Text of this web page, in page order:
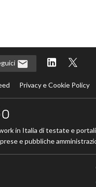
Privacy e Cookie Policy
in Italia di testate e
e pubbliche